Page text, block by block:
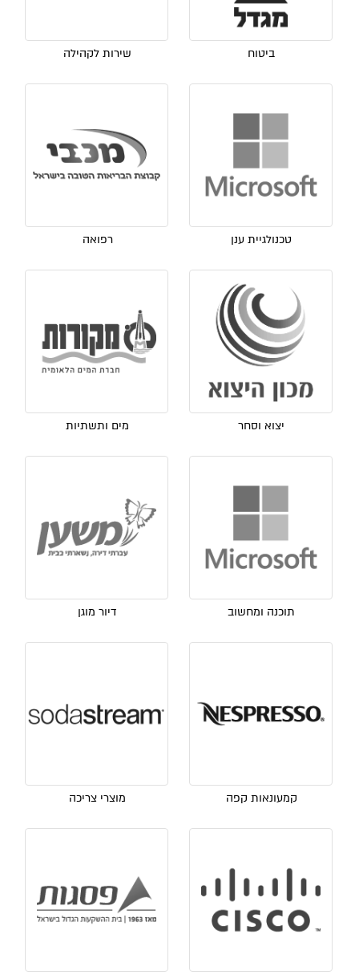
ביטוח שירות לקהילה
טכנולגיית ענן רפואה
יצוא וסחר מים ותשתיות
תוכנה ומחשוב דיור מוגן
קמעונאות קפה מוצרי צריכה